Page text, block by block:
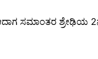
ಸಮಾಂತರ ಶ್ರೇಢಿಯ